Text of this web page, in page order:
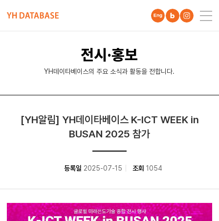
전시·홍보
YH데이타베이스의 주요 소식과 활동을 전합니다.
[YH알림] YH데이타베이스 K-ICT WEEK in
BUSAN 2025 참가
등록일 2025-07-15 조회 1054